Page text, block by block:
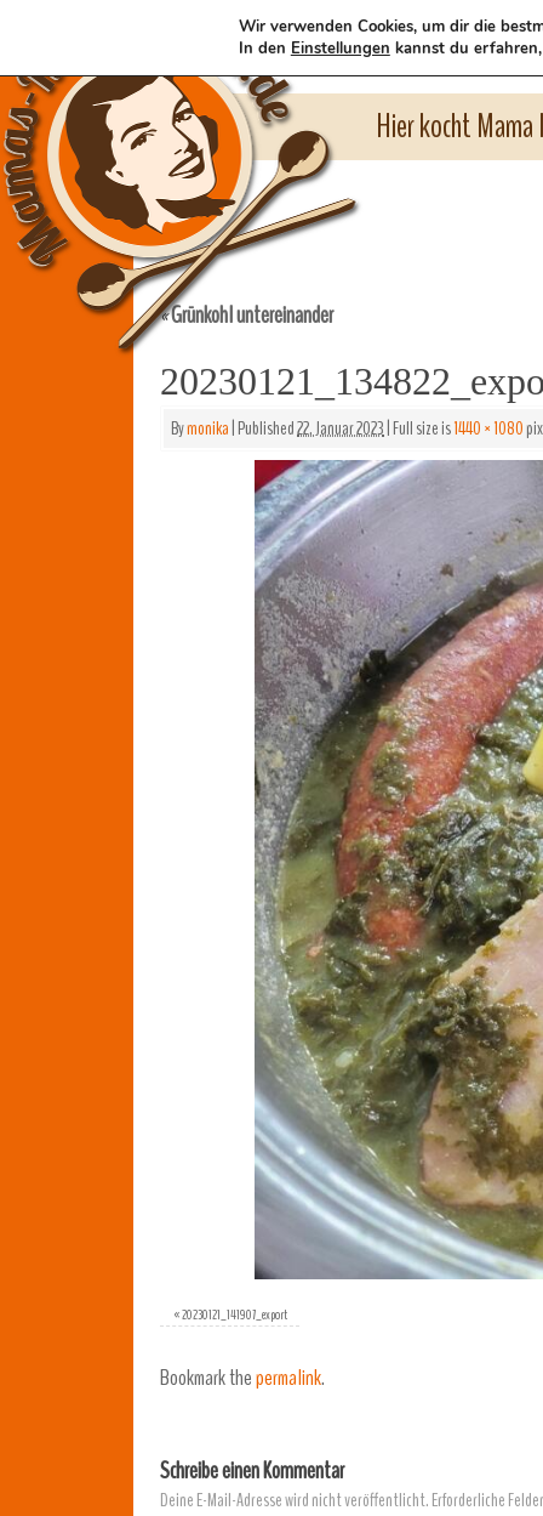
Hier kocht
«Grünkohl untereinander
Bymonika|Published22. Januar 2023|Full size is1440 × 1080
«20230121_141907_export
Bookmark thepermalink.
Schreibe einen Kommentar
Deine E-Mail-Adresse wird nicht veröffentlicht.Erforderliche
Wir verwenden Cookies, um dir die
In den Einstellungen kannst du